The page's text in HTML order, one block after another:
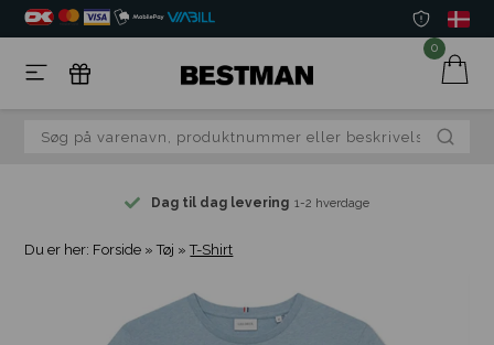
0
Dag til dag levering 1-2 hverdage
Du er her: Forside »Tøj »T-Shirt